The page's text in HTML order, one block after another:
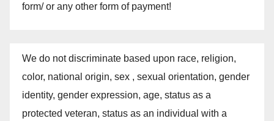
form/ or any other form of payment!
We do not discriminate based upon race, religion,
color, national origin, sex , sexual orientation, gender
identity, gender expression, age, status as a
protected veteran, status as an individual with a